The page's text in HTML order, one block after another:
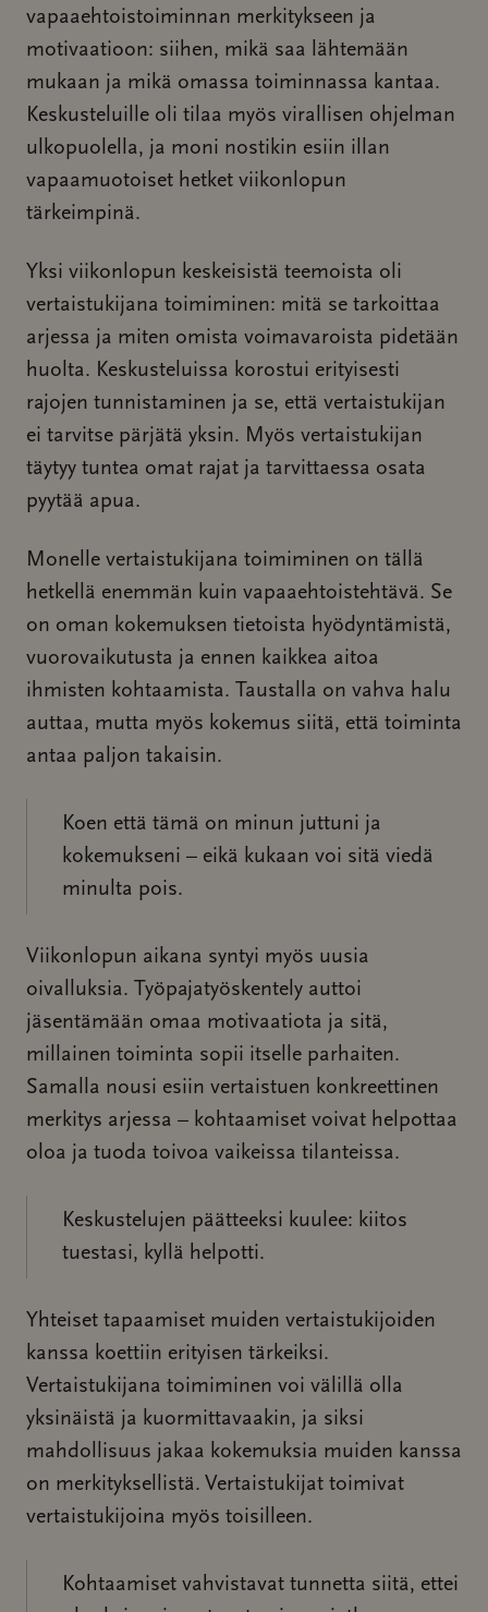
vapaaehtoistoiminnan merkitykseen ja
motivaatioon: siihen, mikä saa lähtemään
mukaan ja mikä omassa toiminnassa kantaa.
Keskusteluille oli tilaa myös virallisen ohjelman
ulkopuolella, ja moni nostikin esiin illan
vapaamuotoiset hetket viikonlopun
tärkeimpinä.
Yksi viikonlopun keskeisistä teemoista oli
vertaistukijana toimiminen: mitä se tarkoittaa
arjessa ja miten omista voimavaroista pidetään
huolta. Keskusteluissa korostui erityisesti
rajojen tunnistaminen ja se, että vertaistukijan
ei tarvitse pärjätä yksin. Myös vertaistukijan
täytyy tuntea omat rajat ja tarvittaessa osata
pyytää apua.
Monelle vertaistukijana toimiminen on tällä
hetkellä enemmän kuin vapaaehtoistehtävä. Se
on oman kokemuksen tietoista hyödyntämistä,
vuorovaikutusta ja ennen kaikkea aitoa
ihmisten kohtaamista. Taustalla on vahva halu
auttaa, mutta myös kokemus siitä, että toiminta
antaa paljon takaisin.
Koen että tämä on minun juttuni ja
kokemukseni – eikä kukaan voi sitä viedä
minulta pois.
Viikonlopun aikana syntyi myös uusia
oivalluksia. Työpajatyöskentely auttoi
jäsentämään omaa motivaatiota ja sitä,
millainen toiminta sopii itselle parhaiten.
Samalla nousi esiin vertaistuen konkreettinen
merkitys arjessa – kohtaamiset voivat helpottaa
oloa ja tuoda toivoa vaikeissa tilanteissa.
Keskustelujen päätteeksi kuulee: kiitos
tuestasi, kyllä helpotti.
Yhteiset tapaamiset muiden vertaistukijoiden
kanssa koettiin erityisen tärkeiksi.
Vertaistukijana toimiminen voi välillä olla
yksinäistä ja kuormittavaakin, ja siksi
mahdollisuus jakaa kokemuksia muiden kanssa
on merkityksellistä. Vertaistukijat toimivat
vertaistukijoina myös toisilleen.
Kohtaamiset vahvistavat tunnetta siitä, ettei